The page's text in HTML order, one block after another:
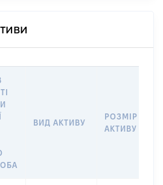
ВИД АКТИВУ
РОЗМІР
АКТИВУ